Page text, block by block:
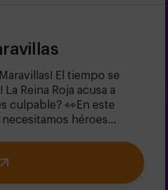
El tiempo se
Reina Roja acusa a
culpable? 👀En este
héroes
personajes icónicos
el tiempo
desaparezca para